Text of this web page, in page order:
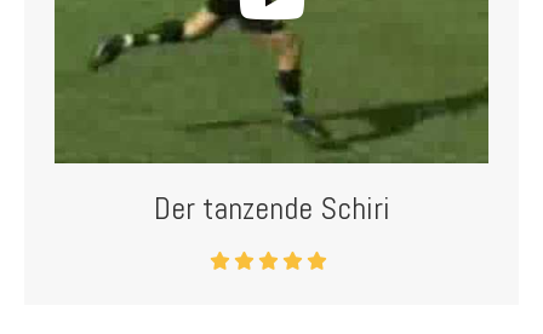
Der tanzende Schiri